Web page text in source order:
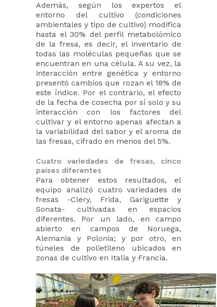
Además, según los expertos el
entorno del cultivo (condiciones
ambientales y tipo de cultivo) modifica
hasta el 30% del perfil metabolómico
de la fresa, es decir, el inventario de
todas las moléculas pequeñas que se
encuentran en una célula. A su vez, la
interacción entre genética y entorno
presentó cambios que rozan el 18% de
este índice. Por el contrario, el efecto
de la fecha de cosecha por sí solo y su
interacción con los factores del
cultivar y el entorno apenas afectan a
la variabilidad del sabor y el aroma de
las fresas, cifrado en menos del 5%.
Cuatro variedades de fresas, cinco
países diferentes
Para obtener estos resultados, el
equipo analizó cuatro variedades de
fresas -Clery, Frida, Gariguette y
Sonata- cultivadas en espacios
diferentes. Por un lado, en campo
abierto en campos de Noruega,
Alemania y Polonia; y por otro, en
túneles de polietileno ubicados en
zonas de cultivo en Italia y Francia.